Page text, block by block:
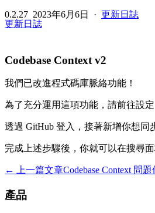
0.2.27 2023年6月6日 · 更新日誌
更新日誌
Codebase Context v2
我們已改進程式碼庫脈絡功能！
為了充分運用這項功能，請前往設定
透過 GitHub 登入，接著新增你想同
完成上述步驟後，你就可以在搜尋
← 上一篇文章Codebase Context 問題
產品